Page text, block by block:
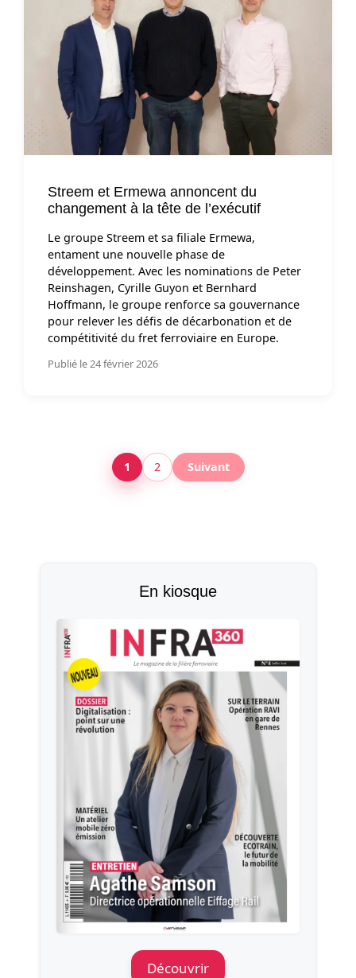
Streem et Ermewa annoncent du
changement à la tête de l’exécutif
Le groupe Streem et sa filiale Ermewa,
entament une nouvelle phase de
développement. Avec les nominations de Peter
Reinshagen, Cyrille Guyon et Bernhard
Hoffmann, le groupe renforce sa gouvernance
pour relever les défis de décarbonation et de
compétitivité du fret ferroviaire en Europe.
Publié le 24 février 2026
1 2 Suivant
En kiosque
Découvrir